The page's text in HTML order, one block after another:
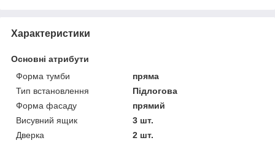
Характеристики
Основні атрибути
Форма тумби
пряма
Тип встановлення
Підлогова
Форма фасаду
прямий
Висувний ящик
3 шт.
Дверка
2 шт.